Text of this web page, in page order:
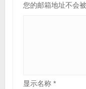
您的邮箱地址不会被
显示名称 *